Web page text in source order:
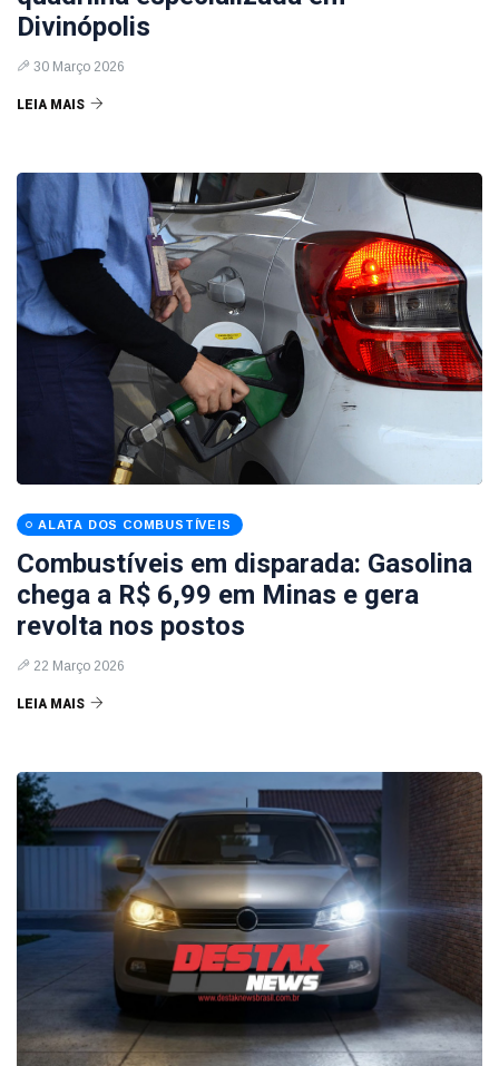
Divinópolis
30 Março 2026
LEIA MAIS
ALATA DOS COMBUSTÍVEIS
Combustíveis em disparada: Gasolina
chega a R$ 6,99 em Minas e gera
revolta nos postos
22 Março 2026
LEIA MAIS